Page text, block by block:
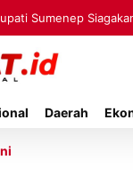
Sumenep
dan Tiga Rumah
Daerah